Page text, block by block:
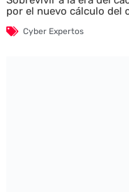
por el nuevo cálculo del
Cyber Expertos